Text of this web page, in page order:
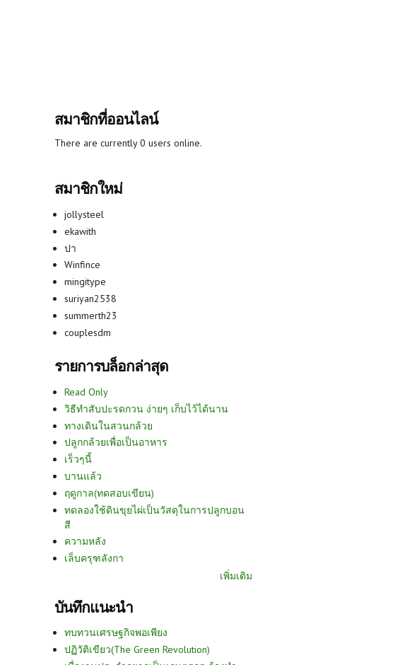
สมาชิกที่ออนไลน์
There are currently 0 users online.
สมาชิกใหม่
jollysteel
ekawith
ปา
Winfince
mingitype
suriyan2538
summerth23
couplesdm
รายการบล็อกล่าสุด
Read Only
วิธีทำสับปะรดกวน ง่ายๆ เก็บไว้ได้นาน
ทางเดินในสวนกล้วย
ปลูกกล้วยเพื่อเป็นอาหาร
เร็วๆนี้
บานแล้ว
ฤดูกาล(ทดสอบเขียน)
ทดลองใช้ดินขุยไผ่เป็นวัสดุในการปลูกบอน
สี
ความหลัง
เล็บครุฑลังกา
เพิ่มเติม
บันทึกแนะนำ
ทบทวนเศรษฐกิจพอเพียง
ปฏิวัติเขียว(The Green Revolution)